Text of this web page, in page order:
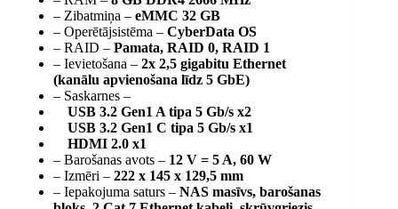
– Zibatmiņa – eMMC 32 GB
– Operētājsistēma – CyberData OS
– RAID – Pamata, RAID 0, RAID 1
– Ievietošana – 2x 2,5 gigabitu Ethernet
(kanālu apvienošana līdz 5 GbE)
– Saskarnes –
USB 3.2 Gen1 A tipa 5 Gb/s x2
USB 3.2 Gen1 C tipa 5 Gb/s x1
HDMI 2.0 x1
– Barošanas avots – 12 V = 5 A, 60 W
– Izmēri – 222 x 145 x 129,5 mm
– Iepakojuma saturs – NAS masīvs, barošanas